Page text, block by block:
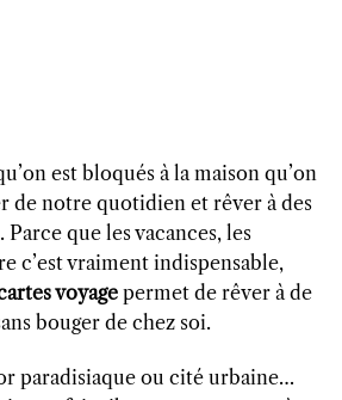
est bloqués à la maison qu’on
de notre quotidien et rêver à des
que les vacances, les
c’est vraiment indispensable,
voyagepermet de rêver à de
bouger de chez soi.
paradisiaque ou cité urbaine…